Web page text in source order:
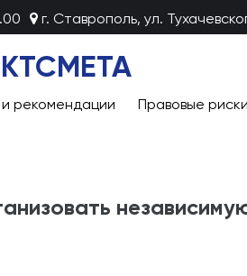
г. Ставрополь, ул.
рекомендации Правовые риски